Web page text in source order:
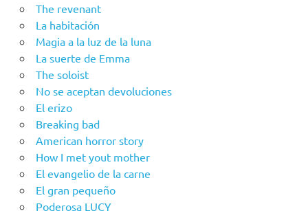
The revenant
La habitación
Magia a la luz de la luna
La suerte de Emma
The soloist
No se aceptan devoluciones
El erizo
Breaking bad
American horror story
How I met yout mother
El evangelio de la carne
El gran pequeño
Poderosa LUCY